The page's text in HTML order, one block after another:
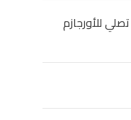
للأورجازم